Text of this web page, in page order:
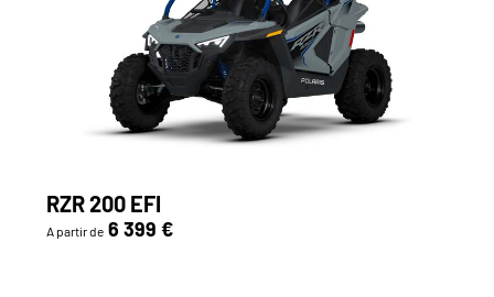
RZR 200 EFI
A partir de 6 399 €